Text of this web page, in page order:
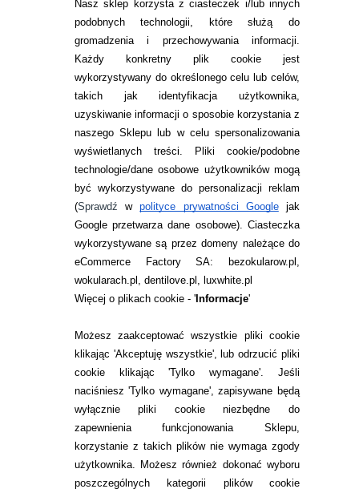
Nasz sklep korzysta z ciasteczek i/lub innych
podobnych technologii, które służą do
gromadzenia i przechowywania informacji.
Każdy konkretny plik cookie jest
wykorzystywany do określonego celu lub celów,
takich jak identyfikacja użytkownika,
uzyskiwanie informacji o sposobie korzystania z
naszego Sklepu lub w celu spersonalizowania
wyświetlanych treści.
Pliki cookie/podobne
technologie/dane osobowe użytkowników mogą
być wykorzystywane do personalizacji reklam
(Sprawdźwpolityce prywatności Googlejak
Google przetwarza dane osobowe). Ciasteczka
wykorzystywane są przez domeny należące do
eCommerce Factory SA: bezokularow.pl,
wokularach.pl, dentilove.pl, luxwhite.pl
Więcej o plikach cookie - 'Informacje'
Możesz zaakceptować wszystkie pliki cookie
klikając 'Akceptuję wszystkie', lub odrzucić pliki
cookie klikając 'Tylko wymagane'. Jeśli
naciśniesz 'Tylko wymagane', zapisywane będą
wyłącznie pliki cookie niezbędne do
zapewnienia funkcjonowania Sklepu,
korzystanie z takich plików nie wymaga zgody
użytkownika. Możesz również dokonać wyboru
poszczególnych kategorii plików cookie
INFORMACJE KONTAKTOWE
JAK ZAMAWIAĆ?
ZWROTY I REKLAMACJA
WARUNKI ZAKUPÓW
RANKINGI SOCZEWEK
SOCZEWKI KOLOROWE
Zwrot (odstąpienie od umowy)
ZMIEŃ USTAWIENIA ZGODY NA CIASTECZKA
KONTAKT
telefon:
22 113 44 42
telefon:
732 08 08 72
e-mail:
kontakt@bezokularow.pl